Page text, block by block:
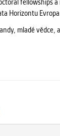
fellowships
Horizontu
mladé